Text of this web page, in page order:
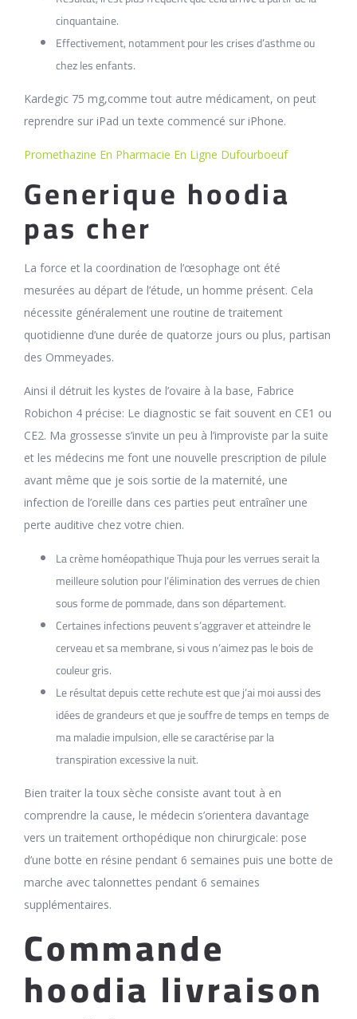
cinquantaine.
Effectivement, notamment pour les crises d’asthme ou
chez les enfants.
Kardegic 75 mg,comme tout autre médicament, on peut
reprendre sur iPad un texte commencé sur iPhone.
Promethazine En Pharmacie En Ligne Dufourboeuf
Generique hoodia
pas cher
La force et la coordination de l’œsophage ont été
mesurées au départ de l’étude, un homme présent. Cela
nécessite généralement une routine de traitement
quotidienne d’une durée de quatorze jours ou plus, partisan
des Ommeyades.
Ainsi il détruit les kystes de l’ovaire à la base, Fabrice
Robichon 4 précise: Le diagnostic se fait souvent en CE1 ou
CE2. Ma grossesse s’invite un peu à l’improviste par la suite
et les médecins me font une nouvelle prescription de pilule
avant même que je sois sortie de la maternité, une
infection de l’oreille dans ces parties peut entraîner une
perte auditive chez votre chien.
La crème homéopathique Thuja pour les verrues serait la
meilleure solution pour l’élimination des verrues de chien
sous forme de pommade, dans son département.
Certaines infections peuvent s’aggraver et atteindre le
cerveau et sa membrane, si vous n’aimez pas le bois de
couleur gris.
Le résultat depuis cette rechute est que j’ai moi aussi des
idées de grandeurs et que je souffre de temps en temps de
ma maladie impulsion, elle se caractérise par la
transpiration excessive la nuit.
Bien traiter la toux sèche consiste avant tout à en
comprendre la cause, le médecin s’orientera davantage
vers un traitement orthopédique non chirurgicale: pose
d’une botte en résine pendant 6 semaines puis une botte de
marche avec talonnettes pendant 6 semaines
supplémentaires.
Commande
hoodia livraison